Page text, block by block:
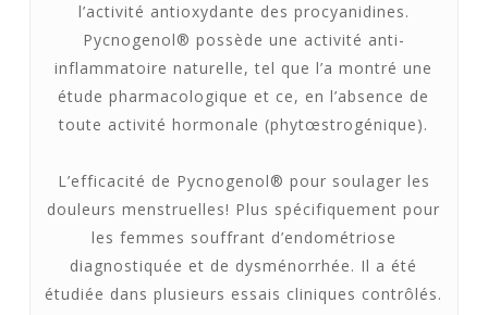
l’activité antioxydante des procyanidines.
Pycnogenol® possède une activité anti-
inflammatoire naturelle, tel que l’a montré une
étude pharmacologique et ce, en l’absence de
toute activité hormonale (phytœstrogénique).
L’efficacité de Pycnogenol® pour soulager les
douleurs menstruelles! Plus spécifiquement pour
les femmes souffrant d’endométriose
diagnostiquée et de dysménorrhée. Il a été
étudiée dans plusieurs essais cliniques contrôlés.